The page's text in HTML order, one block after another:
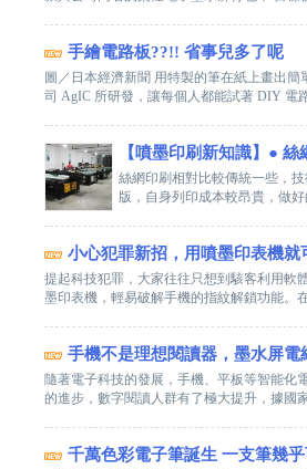
手繪電路板??!! 省事兒多了呢
圖／日本經濟新聞 用特製的筆在紙上畫出
司 AgIC 所研發，讓每個人都能試著 DIY 電
【噴墨印刷新知識】● 絲
絲網印刷相對比較傳統一些，
版，自身列印成本較昂貴，做
小心犯罪新招，用噴墨印表機就
提起科技犯罪，大家往往只想到駭客利用軟
墨印表機，輕易破解手機的指紋解鎖功能。
手機不是理想閱讀器，墨水屏電
隨著電子科技的發展，手機、平板等智能化
的進步，數字閱讀人群有了極大提升，據國
千萬色彩電子筆誕生 一支筆幾